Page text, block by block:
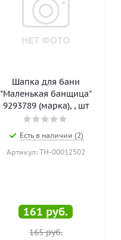
Шапка для бани
"Маленькая банщица"
9293789 (марка), , шт
Есть в наличии (2)
Артикул: ТН-00012502
161 руб.
165руб.